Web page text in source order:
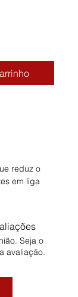
reduz o
em liga
Seja o
avaliação.